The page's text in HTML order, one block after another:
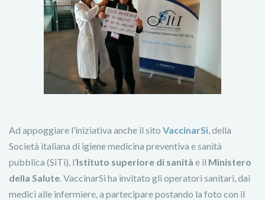
Ad appoggiare l’iniziativa anche il sito VaccinarSì, della
Società italiana di igiene medicina preventiva e sanità
pubblica (SiTi), l’Istituto superiore di sanità e il Ministero
della Salute. VaccinarSì ha invitato gli operatori sanitari, dai
medici alle infermiere, a partecipare postando la foto con il